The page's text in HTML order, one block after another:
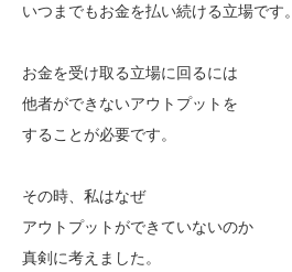
いつまでもお金を払い続ける立場です。
お金を受け取る立場に回るには
他者ができないアウトプットを
することが必要です。
その時、私はなぜ
アウトプットができていないのか
真剣に考えました。